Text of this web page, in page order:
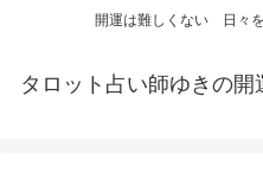
開運は難しくない 日々
タロット占い師ゆきの